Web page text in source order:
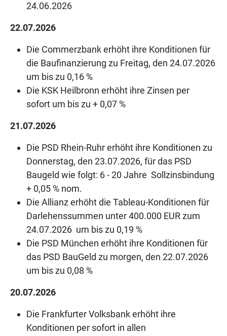
24.06.2026
22.07.2026
Die Commerzbank erhöht ihre Konditionen für
die Baufinanzierung zu Freitag, den 24.07.2026
um bis zu 0,16 %
Die KSK Heilbronn erhöht ihre Zinsen per
sofort um bis zu + 0,07 %
21.07.2026
Die PSD Rhein-Ruhr erhöht ihre Konditionen zu
Donnerstag, den 23.07.2026, für das PSD
Baugeld wie folgt: 6 - 20 Jahre Sollzinsbindung
+ 0,05 % nom.
Die Allianz erhöht die Tableau-Konditionen für
Darlehenssummen unter 400.000 EUR zum
24.07.2026 um bis zu 0,19 %
Die PSD München erhöht ihre Konditionen für
das PSD BauGeld zu morgen, den 22.07.2026
um bis zu 0,08 %
20.07.2026
Die Frankfurter Volksbank erhöht ihre
Konditionen per sofort in allen